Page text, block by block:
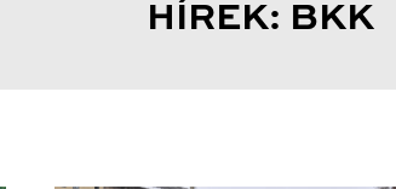
HÍREK: BKK